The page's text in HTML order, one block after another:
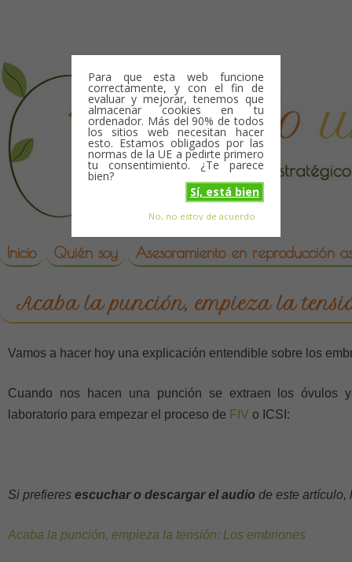
Para que esta web funcione
correctamente, y con el fin de
evaluar y mejorar, tenemos que
almacenar cookies en tu
ordenador. Más del 90% de todos
los sitios web necesitan hacer
esto. Estamos obligados por las
normas de la UE a pedirte primero
tu consentimiento. ¿Te parece
bien?
Sí, está bien
No, no estoy de acuerdo
reproduccion asistida
Skip to content
Inicio Quién soy Asesoramiento en reproducción
Acaba la punción, empieza la
Vamos a hacer hoy una explicación entendible sobre los
Cuando nos hacen una punción se extraen los óvulos
laboratorio para empezar el proceso de FIV o ICSI:
Si prefieres escuchar o descargar el audio de este artículo,
Acaba la punción, empieza la tensión: Los embriones